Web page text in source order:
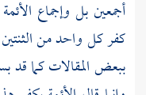
أجمعين بل وإجماع
كفر كل واحد من
ببعض المقالات كما قد